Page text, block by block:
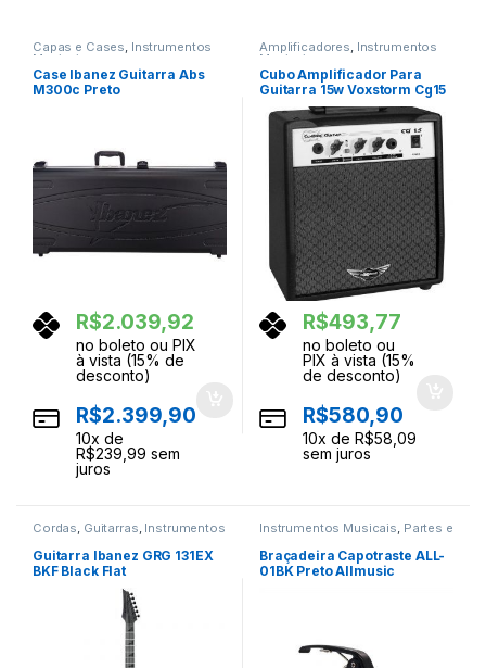
Capas e Cases, Instrumentos
Musicais
Case Ibanez Guitarra Abs
M300c Preto
R$2.039,92
no boleto ou PIX
à vista (15% de
desconto)
R$2.399,90
10x de
R$239,99 sem
juros
Amplificadores, Instrumentos
Musicais
Cubo Amplificador Para
Guitarra 15w Voxstorm Cg15
R$493,77
no boleto ou
PIX à vista (15%
de desconto)
R$580,90
10x de R$58,09
sem juros
Cordas, Guitarras, Instrumentos
Guitarra Ibanez GRG 131EX
BKF Black Flat
Instrumentos Musicais, Partes e
Braçadeira Capotraste ALL-
01BK Preto Allmusic